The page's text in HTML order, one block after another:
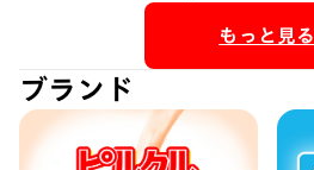
もっと見る
ブランド